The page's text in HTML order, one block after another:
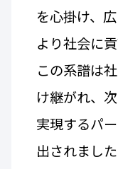
を心掛け、
より社会に
この系譜は
け継がれ、
実現するパ
出されました